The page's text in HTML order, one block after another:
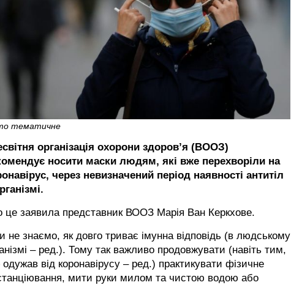
тематичне
організація охорони здоров’я (ВООЗ)
носити маски людям, які вже перехворіли на
через невизначений період наявності антитіл
це заявила представник ВООЗ Марія Ван Керкхове.
не знаємо, як довго триває імунна відповідь (в людському
– ред.). Тому так важливо продовжувати (навіть тим,
одужав від коронавірусу – ред.) практикувати фізичне
мити руки милом та чистою водою або